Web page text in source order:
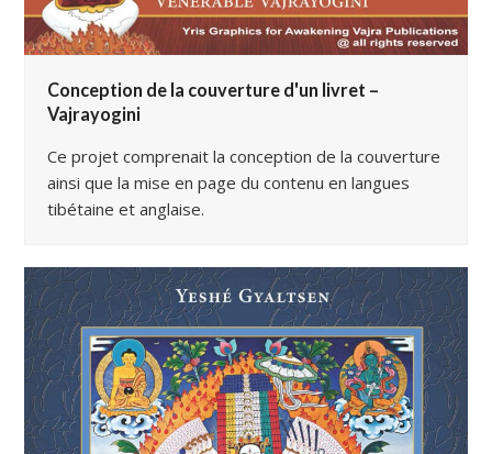
Conception de la couverture d'un livret –
Vajrayogini
Ce projet comprenait la conception de la couverture
ainsi que la mise en page du contenu en langues
tibétaine et anglaise.